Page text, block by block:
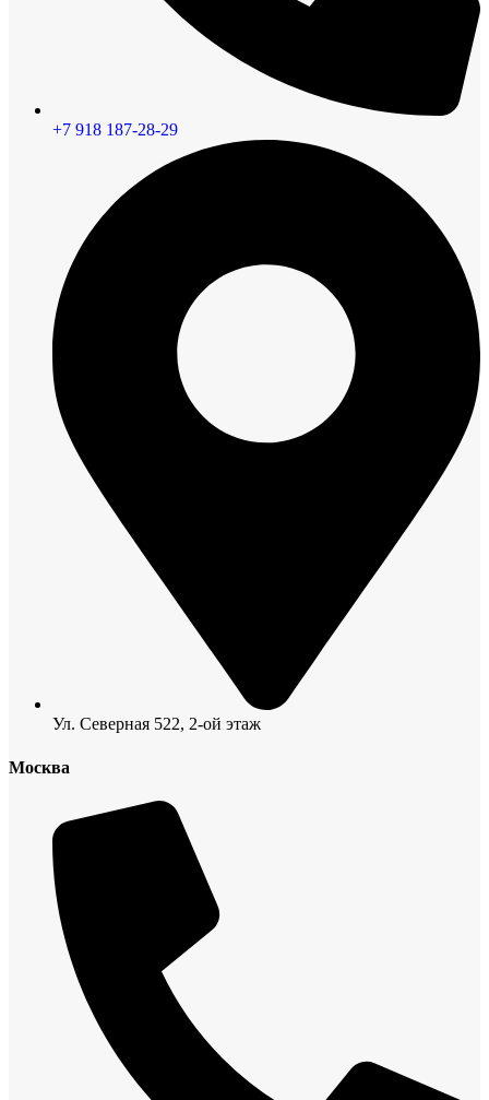
+7 918 187-28-29
Ул. Северная 522, 2-ой этаж
Москва